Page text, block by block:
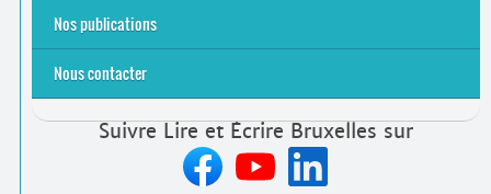
Emplois rémunérés
Bénévolat
Candidature spontanée à Lire et Écrire Bruxelles
Nos publications
Nous contacter
Suivre Lire et Écrire Bruxelles sur